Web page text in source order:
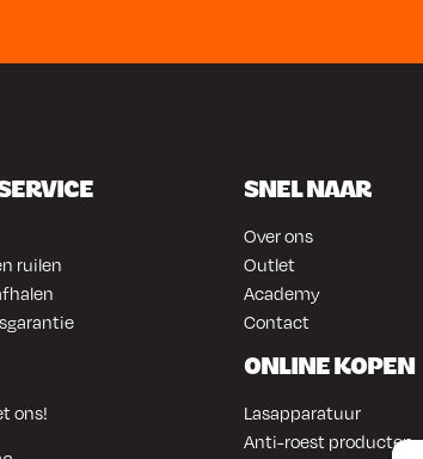
ruilen
ons!
SNEL NAAR
Over ons
Outlet
Academy
Contact
ONLINE KOPEN
Lasapparatuur
Anti-roest producten